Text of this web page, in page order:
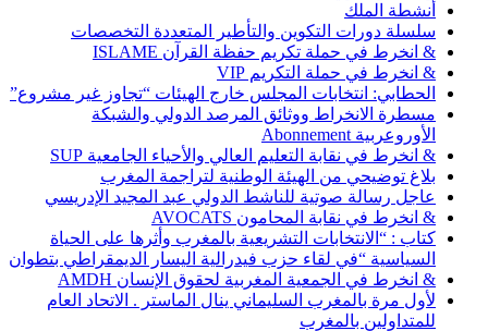
أنشطة الملك
سلسلة دورات التكوين والتأطير المتعددة التخصصات
& انخرط في حملة تكريم حفظة القرآن ISLAME
& انخرط في حملة التكريم VIP
الحطابي: انتخابات المجلس خارج الهيئات “تجاوز غير مشروع”
مسطرة الانخراط ووثائق المرصد الدولي والشبكة
الأوروعربية Abonnement
& انخرط في نقابة التعليم العالي والأحياء الجامعية SUP
بلاغ توضيحي من الهيئة الوطنية لتراجمة المغرب
عاجل رسالة صوتية للناشط الدولي عبد المجيد الإدريسي
& انخرط في نقابة المحامون AVOCATS
كتاب : “الانتخابات التشريعية بالمغرب وأثرها على الحياة
السياسية “في لقاء حزب فيدرالية اليسار الديمقراطي بتطوان
& انخرط في الجمعية المغربية لحقوق الإنسان AMDH
لأول مرة بالمغرب السليماني ينال الماستر . الاتحاد العام
للمتداولين بالمغرب